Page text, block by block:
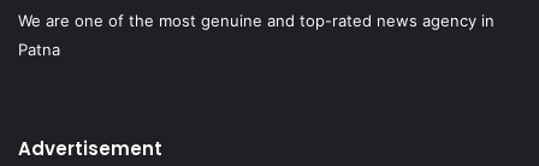
We are one of the most genuine and top-rated news agency in
Patna
Advertisement